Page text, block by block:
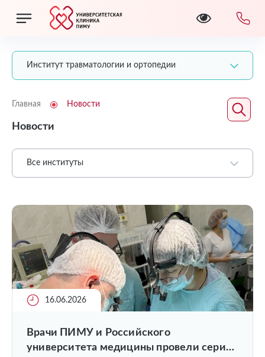
Институт травматологии и ортопедии
Главная Новости
Новости
Все институты
16.06.2026
Врачи ПИМУ и Российского
университета медицины провели серию